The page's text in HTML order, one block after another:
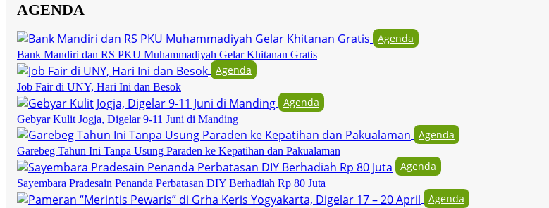
AGENDA
Agenda
Bank Mandiri dan RS PKU Muhammadiyah Gelar Khitanan Gratis
Agenda
Job Fair di UNY, Hari Ini dan Besok
Agenda
Gebyar Kulit Jogja, Digelar 9-11 Juni di Manding
Agenda
Garebeg Tahun Ini Tanpa Usung Paraden ke Kepatihan dan Pakualaman
Agenda
Sayembara Pradesain Penanda Perbatasan DIY Berhadiah Rp 80 Juta
Agenda